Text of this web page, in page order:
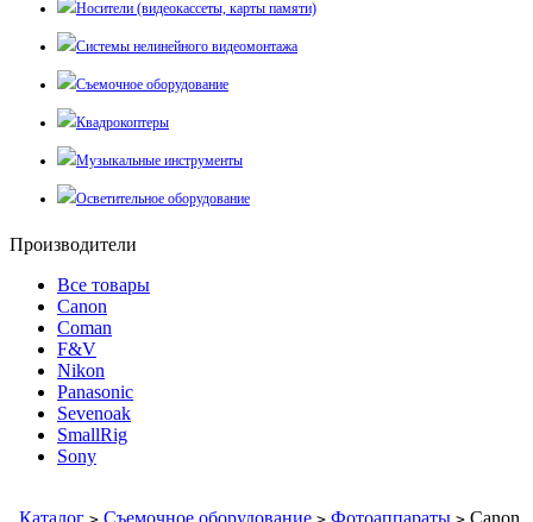
Носители (видеокассеты, карты памяти)
Системы нелинейного видеомонтажа
Съемочное оборудование
Квадрокоптеры
Музыкальные инструменты
Осветительное оборудование
Производители
Все товары
Canon
Coman
F&V
Nikon
Panasonic
Sevenoak
SmallRig
Sony
Каталог Съемочное оборудование Фотоаппараты Canon